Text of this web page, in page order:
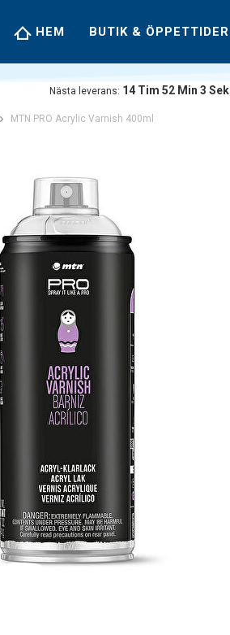
HEM BUTIK & ÖPPETTIDER
Nästa leverans: 14 Tim 52 Min 2 Sek
MTN PRO Acrylic Varnish 400ml